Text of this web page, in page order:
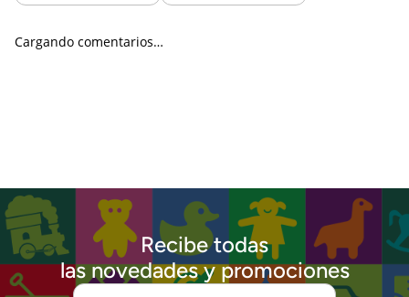
Cargando comentarios…
Recibe todas
las novedades y promociones